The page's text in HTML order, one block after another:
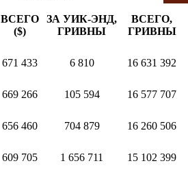
ВСЕГО
($)
ЗА УИК-ЭНД,
ГРИВНЫ
ВСЕГО,
ГРИВНЫ
671 433 6 810 16 631 392
669 266 105 594 16 577 707
656 460 704 879 16 260 506
609 705 1 656 711 15 102 399